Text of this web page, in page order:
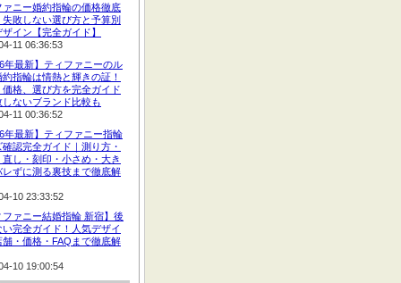
ァニー婚約指輪の価格徹底
失敗しない選び方と予算別
ザイン【完全ガイド】
11 06:36:53
年最新】ティファニーのル
約指輪は情熱と輝きの証！
価格、選び方を完全ガイド
しないブランド比較も
11 00:36:52
年最新】ティファニー指輪
認完全ガイド｜測り方・
直し・刻印・小さめ・大き
レずに測る裏技まで徹底解
10 23:33:52
ファニー結婚指輪 新宿】後
い完全ガイド！人気デザイ
舗・価格・FAQまで徹底解
10 19:00:54